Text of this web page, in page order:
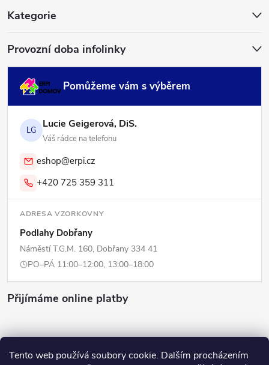
Tento web používá soubory cookie. Dalším procházením
Kategorie
Provozní doba infolinky
Pomůžeme vám s výběrem
LG Lucie Geigerová, DiS.
Váš rádce na telefonu
eshop@erpi.cz
+420 725 359 311
ADRESA VZORKOVNY
Podlahy Dobřany
Náměstí T.G.M. 160, Dobřany 334 41
PO–PÁ 11:00–12:00, 13:00–18:00
Přijímáme online platby